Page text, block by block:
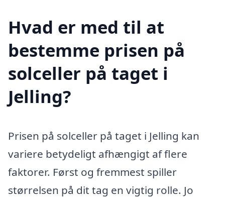
Hvad er med til at
bestemme prisen på
solceller på taget i
Jelling?
Prisen på solceller på taget i Jelling kan
variere betydeligt afhængigt af flere
faktorer. Først og fremmest spiller
størrelsen på dit tag en vigtig rolle. Jo